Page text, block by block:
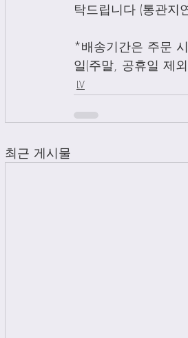
탁드립니다 (통관
*배송기간은 주문
일(주말, 공휴일 제
LV
최근 게시물